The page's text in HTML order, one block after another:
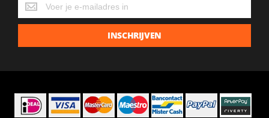
de
laatste
INSCHRIJVEN